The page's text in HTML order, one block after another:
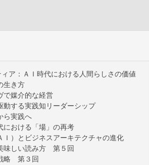
ア：ＡＩ時代における人間らしさの価値
生き方
で媒介的な経営
する実践知リーダーシップ
ら実践へ
おける「場」の再考
）とビジネスアーキテクチャの進化
味しい読み方 第５回
略 第３回